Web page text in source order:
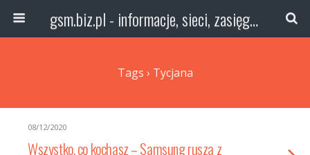
gsm.biz.pl - informacje, sieci, zasięg technologie
Tags › Tycjana
08/12/2020
Wszystko, co kochasz – Samsung rusza z